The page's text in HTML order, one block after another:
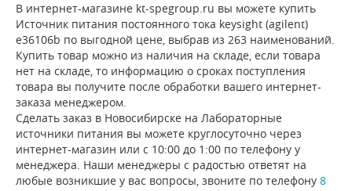
В интернет-магазине kt-spegroup.ru вы можете купить
Источник питания постоянного тока keysight (agilent)
e36106b по выгодной цене, выбрав из 263 наименований.
Купить товар можно из наличия на складе, если товара
нет на складе, то информацию о сроках поступления
товара вы получите после обработки вашего интернет-
заказа менеджером.
Сделать заказ в Новосибирске на Лабораторные
источники питания вы можете круглосуточно через
интернет-магазин или с 10:00 до 1:00 по телефону у
менеджера. Наши менеджеры с радостью ответят на
любые возникшие у вас вопросы, звоните по телефону 8